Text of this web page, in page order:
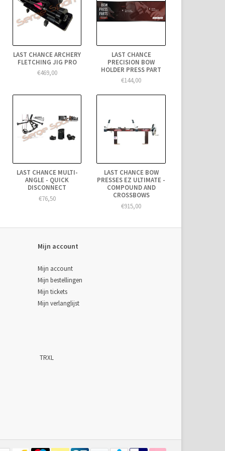
LAST CHANCE ARCHERY
FLETCHING JIG PRO
€469,00
LAST CHANCE
PRECISION BOW
HOLDER PRESS PART
€144,00
LAST CHANCE MULTI-
ANGLE - QUICK
DISCONNECT
€76,50
LAST CHANCE BOW
PRESSES EZ ULTIMATE -
COMPOUND AND
CROSSBOWS
€915,00
Mijn account
Mijn account
Mijn bestellingen
Mijn tickets
Mijn verlanglijst
TRXL